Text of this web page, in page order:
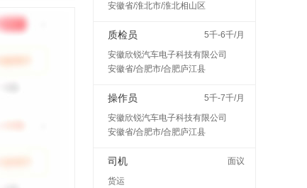
安徽省/淮北市/淮北相山区
质检员
5千-6千/月
安徽欣锐汽车电子科技有限公司
安徽省/合肥市/合肥庐江县
操作员
5千-7千/月
安徽欣锐汽车电子科技有限公司
安徽省/合肥市/合肥庐江县
司机
面议
货运